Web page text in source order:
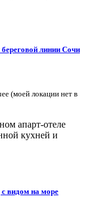
линии Сочи
(моей локации нет в
апарт-отеле
кухней и
видом на море